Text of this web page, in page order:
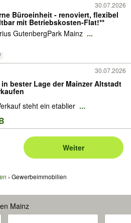
30.07.2026
Büroeinheit - renoviert, flexibel
mit Betriebskosten-Flat!**
GutenbergPark Mainz ...
30.07.2026
bester Lage der Mainzer Altstadt
steht ein etablier ...
Weiter
Gewerbeimmobilien
Mainz